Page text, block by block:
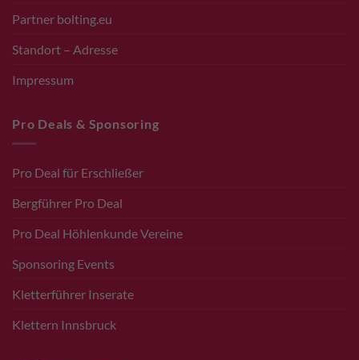
Partner bolting.eu
Standort – Adresse
Impressum
Pro Deals & Sponsoring
Pro Deal für Erschließer
Bergführer Pro Deal
Pro Deal Höhlenkunde Vereine
Sponsoring Events
Kletterführer Inserate
Klettern Innsbruck